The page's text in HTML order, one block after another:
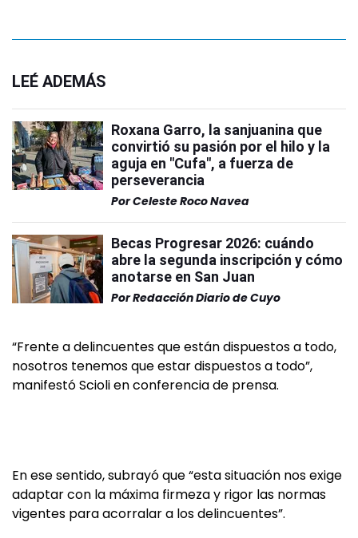
LEÉ ADEMÁS
Roxana Garro, la sanjuanina que
convirtió su pasión por el hilo y la
aguja en "Cufa", a fuerza de
perseverancia
PorCeleste Roco Navea
Becas Progresar 2026: cuándo
abre la segunda inscripción y cómo
anotarse en San Juan
PorRedacción Diario de Cuyo
“Frente a delincuentes que están dispuestos a todo,
nosotros tenemos que estar dispuestos a todo”,
manifestó Scioli en conferencia de prensa.
En ese sentido, subrayó que “esta situación nos exige
adaptar con la máxima firmeza y rigor las normas
vigentes para acorralar a los delincuentes”.